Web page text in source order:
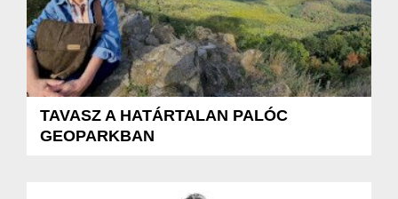
TAVASZ A HATÁRTALAN PALÓC
GEOPARKBAN